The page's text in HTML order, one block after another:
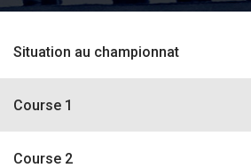
accéder à la billetterie
Situation au championnat
Course 1
Course 2